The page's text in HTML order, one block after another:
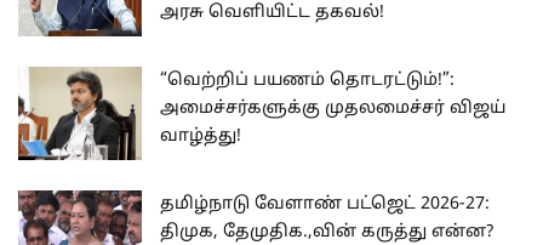
அரசு வெளியிட்ட தகவல்!
“வெற்றிப் பயணம் தொடரட்டும்!”:
அமைச்சர்களுக்கு முதலமைச்சர் விஜய்
வாழ்த்து!
தமிழ்நாடு வேளாண் பட்ஜெட் 2026-27:
திமுக, தேமுதிக.,வின் கருத்து என்ன?